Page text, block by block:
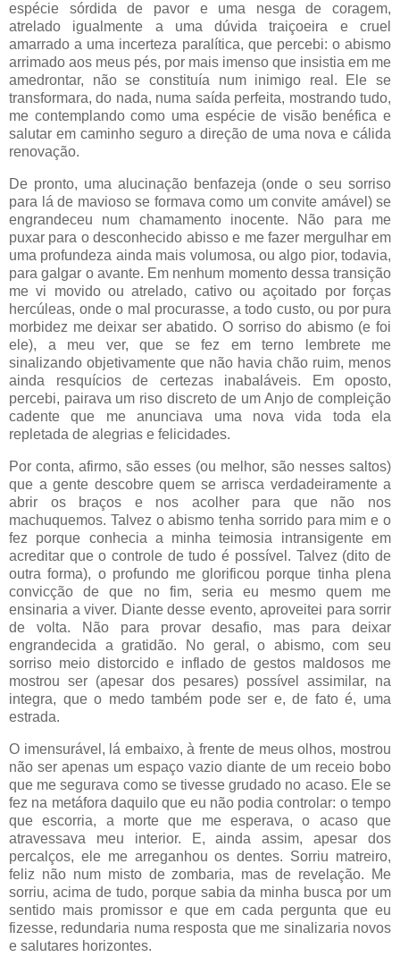
espécie sórdida de pavor e uma nesga de coragem,
atrelado igualmente a uma dúvida traiçoeira e cruel
amarrado a uma incerteza paralítica, que percebi: o abismo
arrimado aos meus pés, por mais imenso que insistia em me
amedrontar, não se constituía num inimigo real. Ele se
transformara, do nada, numa saída perfeita, mostrando tudo,
me contemplando como uma espécie de visão benéfica e
salutar em caminho seguro a direção de uma nova e cálida
renovação.
De pronto, uma alucinação benfazeja (onde o seu sorriso
para lá de mavioso se formava como um convite amável) se
engrandeceu num chamamento inocente. Não para me
puxar para o desconhecido abisso e me fazer mergulhar em
uma profundeza ainda mais volumosa, ou algo pior, todavia,
para galgar o avante. Em nenhum momento dessa transição
me vi movido ou atrelado, cativo ou açoitado por forças
hercúleas, onde o mal procurasse, a todo custo, ou por pura
morbidez me deixar ser abatido. O sorriso do abismo (e foi
ele), a meu ver, que se fez em terno lembrete me
sinalizando objetivamente que não havia chão ruim, menos
ainda resquícios de certezas inabaláveis. Em oposto,
percebi, pairava um riso discreto de um Anjo de compleição
cadente que me anunciava uma nova vida toda ela
repletada de alegrias e felicidades.
Por conta, afirmo, são esses (ou melhor, são nesses saltos)
que a gente descobre quem se arrisca verdadeiramente a
abrir os braços e nos acolher para que não nos
machuquemos. Talvez o abismo tenha sorrido para mim e o
fez porque conhecia a minha teimosia intransigente em
acreditar que o controle de tudo é possível. Talvez (dito de
outra forma), o profundo me glorificou porque tinha plena
convicção de que no fim, seria eu mesmo quem me
ensinaria a viver. Diante desse evento, aproveitei para sorrir
de volta. Não para provar desafio, mas para deixar
engrandecida a gratidão. No geral, o abismo, com seu
sorriso meio distorcido e inflado de gestos maldosos me
mostrou ser (apesar dos pesares) possível assimilar, na
integra, que o medo também pode ser e, de fato é, uma
estrada.
O imensurável, lá embaixo, à frente de meus olhos, mostrou
não ser apenas um espaço vazio diante de um receio bobo
que me segurava como se tivesse grudado no acaso. Ele se
fez na metáfora daquilo que eu não podia controlar: o tempo
que escorria, a morte que me esperava, o acaso que
atravessava meu interior. E, ainda assim, apesar dos
percalços, ele me arreganhou os dentes. Sorriu matreiro,
feliz não num misto de zombaria, mas de revelação. Me
sorriu, acima de tudo, porque sabia da minha busca por um
sentido mais promissor e que em cada pergunta que eu
fizesse, redundaria numa resposta que me sinalizaria novos
e salutares horizontes.